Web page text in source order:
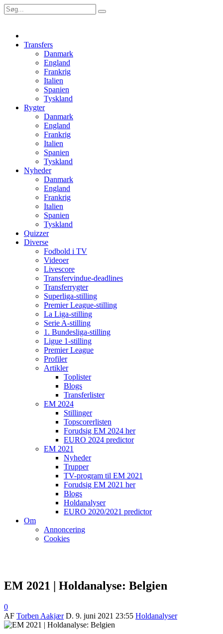
Transfers
Danmark
England
Frankrig
Italien
Spanien
Tyskland
Rygter
Danmark
England
Frankrig
Italien
Spanien
Tyskland
Nyheder
Danmark
England
Frankrig
Italien
Spanien
Tyskland
Quizzer
Diverse
Fodbold i TV
Videoer
Livescore
Transfervindue-deadlines
Transferrygter
Superliga-stilling
Premier League-stilling
La Liga-stilling
Serie A-stilling
1. Bundesliga-stilling
Ligue 1-stilling
Premier League
Profiler
Artikler
Toplister
Blogs
Transferlister
EM 2024
Stillinger
Topscorerlisten
Forudsig EM 2024 her
EURO 2024 predictor
EM 2021
Nyheder
Trupper
TV-program til EM 2021
Forudsig EM 2021 her
Blogs
Holdanalyser
EURO 2020/2021 predictor
Om
Annoncering
Cookies
EM 2021 | Holdanalyse: Belgien
0
AF Torben Aakjær D. 9. juni 2021 23:55 Holdanalyser